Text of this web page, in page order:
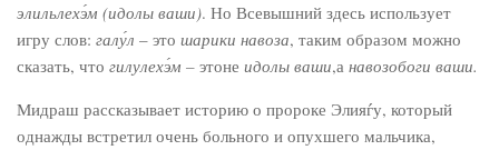
элильлехэ́м (идолы ваши). Но Всевышний здесь использует
игру слов: галу́л – это шарики навоза, таким образом можно
сказать, что гилулехэ́м – этоне идолы ваши,а навозобоги ваши.
Мидраш рассказывает историю о пророке Элияѓу, который
однажды встретил очень больного и опухшего мальчика,